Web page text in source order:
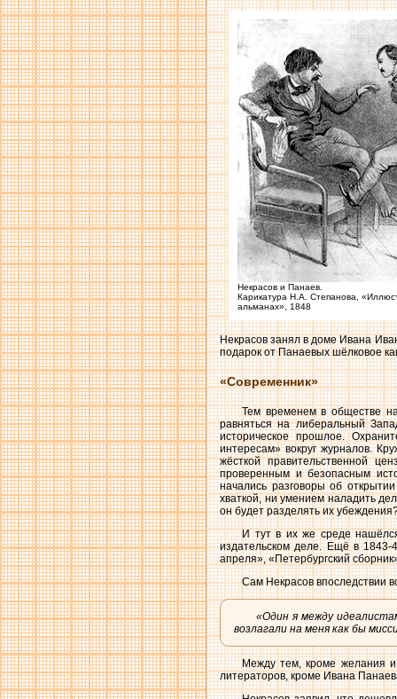
Некрасов и Панаев.
Карикатура Н.А. Степанова,
альманах», 1848
Некрасов занял в доме Ивана
подарок от Панаевых шёлковое
«Современник»
Тем временем в обществе
равняться на либеральный
историческое прошлое.
интересам» вокруг журналов.
жёсткой правительственной
проверенным и безопасным
начались разговоры об
хваткой, ни умением наладить
он будет разделять их
И тут в их же среде
издательском деле. Ещё в 1843-
апреля», «Петербургский
Сам Некрасов впоследствии
«Один я между
возлагали на меня как бы
Между тем, кроме желания
литераторов, кроме Ивана